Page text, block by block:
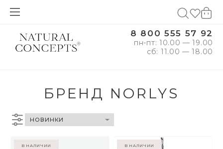
8 800 555 57 92
пн-пт: 10.00 — 19.00
сб: 11.00 — 18.00
БРЕНД NORLYS
в наличии
в наличии